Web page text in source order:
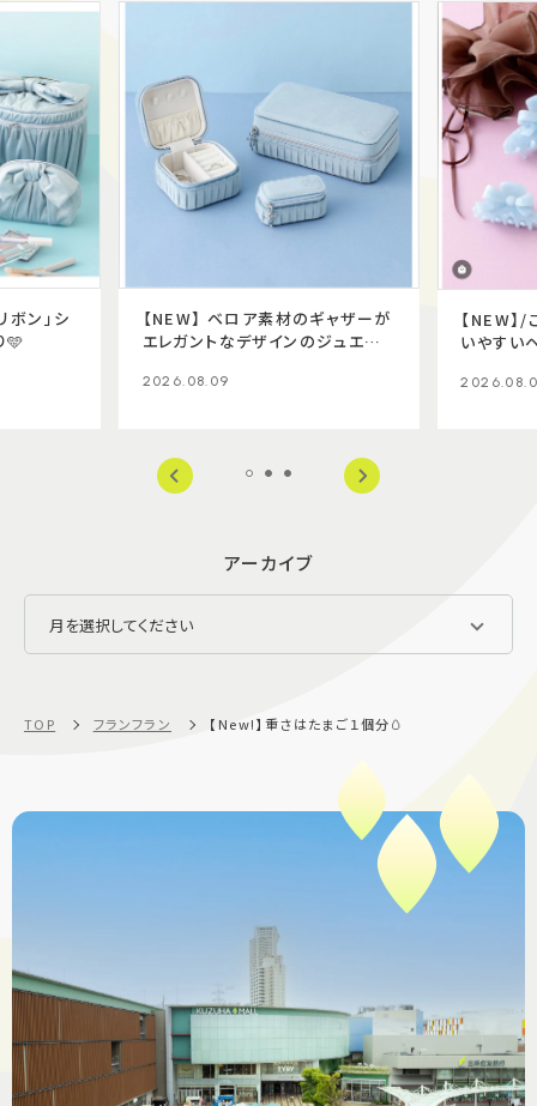
ボン」シ
🩵
【NEW】 ベロア素材のギャザーが
エレガントなデザインのジュエリ
2026.08.09
【NEW】
いやすい
アーカイブ
TOP フランフラン 【New!】重さはたまご１個分🥚